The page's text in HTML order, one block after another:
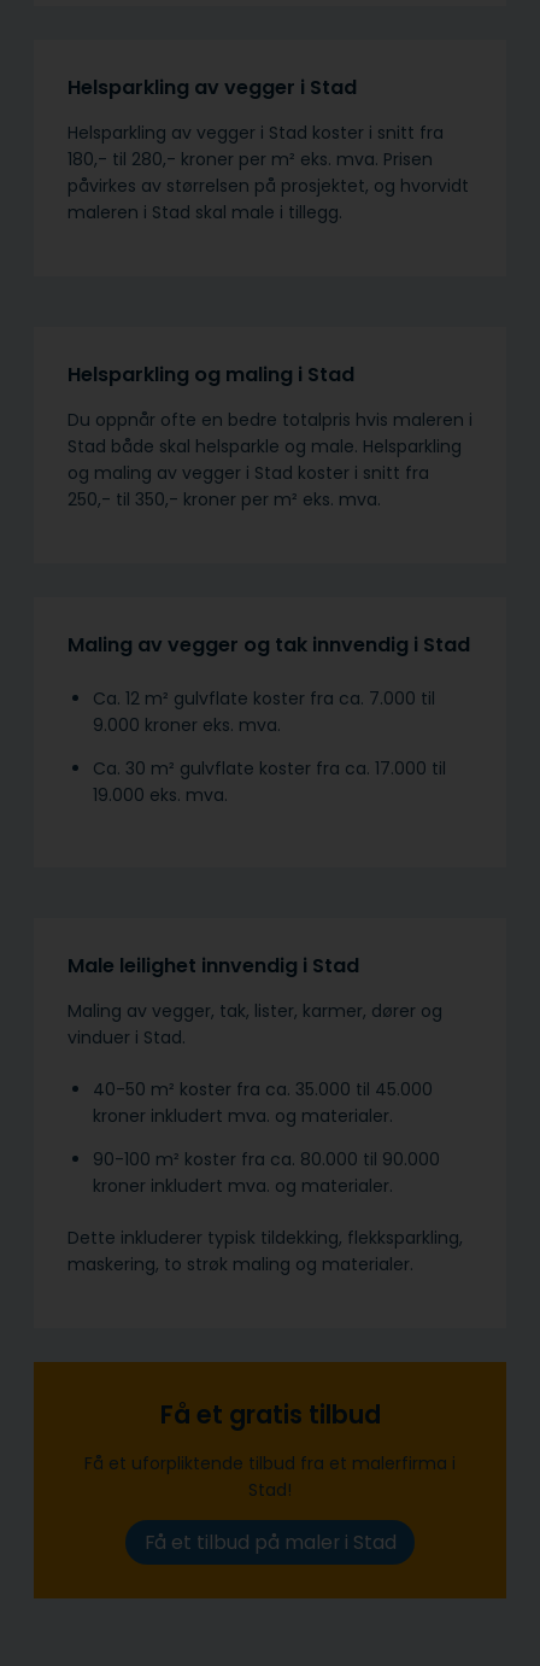
Helsparkling av vegger i Stad
Helsparkling av vegger i Stad koster i snitt fra
180,- til 280,- kroner per m² eks. mva. Prisen
påvirkes av størrelsen på prosjektet, og hvorvidt
maleren i Stad skal male i tillegg.
Helsparkling og maling i Stad
Du oppnår ofte en bedre totalpris hvis maleren i
Stad både skal helsparkle og male. Helsparkling
og maling av vegger i Stad koster i snitt fra
250,- til 350,- kroner per m² eks. mva.
Maling av vegger og tak innvendig i Stad
Ca. 12 m² gulvflate koster fra ca. 7.000 til
9.000 kroner eks. mva.
Ca. 30 m² gulvflate koster fra ca. 17.000 til
19.000 eks. mva.
Male leilighet innvendig i Stad
Maling av vegger, tak, lister, karmer, dører og
vinduer i Stad.
40-50 m² koster fra ca. 35.000 til 45.000
kroner inkludert mva. og materialer.
90-100 m² koster fra ca. 80.000 til 90.000
kroner inkludert mva. og materialer.
Dette inkluderer typisk tildekking, flekksparkling,
maskering, to strøk maling og materialer.
Få et gratis tilbud
Få et uforpliktende tilbud fra et malerfirma i
Stad!
Få et tilbud på maler i Stad